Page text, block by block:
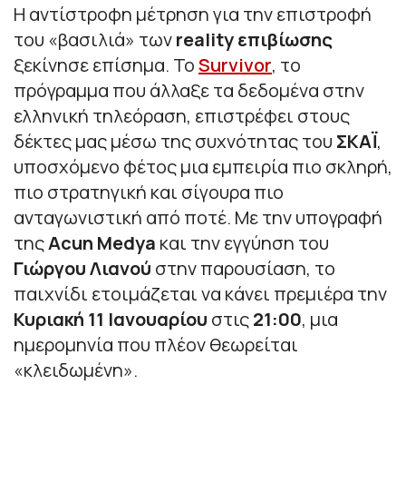
Η αντίστροφη μέτρηση για την επιστροφή
του «βασιλιά» τωνrealityεπιβίωσης
ξεκίνησε επίσημα. ΤοSurvivor, το
πρόγραμμα που άλλαξε τα δεδομένα στην
ελληνική τηλεόραση, επιστρέφει στους
δέκτες μας μέσω της συχνότητας του ΣΚΑΪ,
υποσχόμενο φέτος μια εμπειρία πιο σκληρή,
πιο στρατηγική και σίγουρα πιο
ανταγωνιστική από ποτέ. Με την υπογραφή
τηςAcun Medya και την εγγύηση του
Γιώργου Λιανού στην παρουσίαση, το
παιχνίδι ετοιμάζεται να κάνει πρεμιέρα την
Κυριακή 11 Ιανουαρίου στις21:00, μια
ημερομηνία που πλέον θεωρείται
«κλειδωμένη».